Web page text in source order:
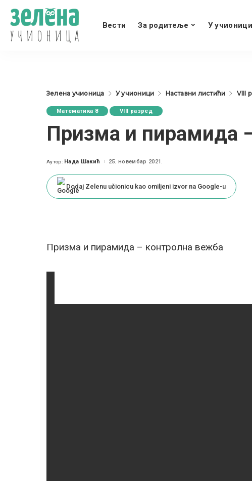
Вести За родитеље У учионици
Зелена учионица У учионици Наставни листићи VIII
Математика 8 VIII разред
Призма и пирамида
Posted
Аутор: Нада Шакић 25. новембар 2021.
Dodaj Zelenu učionicu kao omiljeni izvor na Google-u
Призма и пирамида – контролна вежба